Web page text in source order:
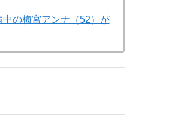
の梅宮アンナ（52）が